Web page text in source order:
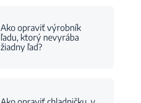
Ako opraviť výrobník
ľadu, ktorý nevyrába
žiadny ľad?